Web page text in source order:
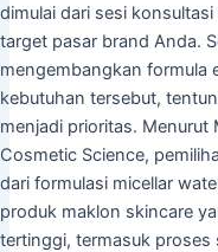
dimulai dari sesi
target pasar brand Anda.
mengembangkan formula
kebutuhan tersebut,
menjadi prioritas. Menurut
Cosmetic Science,
dari formulasi micellar
produk maklon skincare
tertinggi, termasuk proses